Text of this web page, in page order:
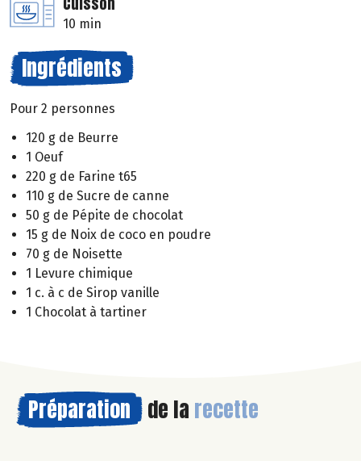
10 min
Ingrédients
Pour 2 personnes
120 g de Beurre
1 Oeuf
220 g de Farine t65
110 g de Sucre de canne
50 g de Pépite de chocolat
15 g de Noix de coco en poudre
70 g de Noisette
1 Levure chimique
1 c. à c de Sirop vanille
1 Chocolat à tartiner
Préparation de la recette